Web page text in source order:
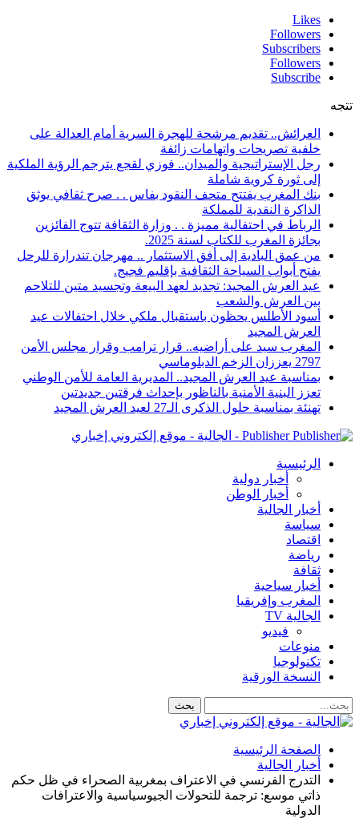
Likes
Followers
Subscribers
Followers
Subscribe
تتجه
العرائش.. تقديم مرشحة للهجرة السرية أمام العدالة على
خلفية تصريحات واتهامات زائفة
رجل الإستراتيجية والميدان.. فوزي لقجع يترجم الرؤية الملكية
إلى ثورة كروية شاملة
بنك المغرب يفتتح متحف النقود بفاس . . صرح ثقافي يوثق
الذاكرة النقدية للمملكة
الرباط في احتفالية مميزة . . وزارة الثقافة تتوج الفائزين
بجائزة المغرب للكتاب لسنة 2025.
من عمق البادية إلى أفق الاستثمار .. مهرجان تندرارة للرحل
يفتح أبواب السياحة الثقافية بإقليم فجيج.
عيد العرش المجيد: تجديد لعهد البيعة وتجسيد متين للتلاحم
بين العرش والشعب
أسود الأطلس يحظون باستقبال ملكي خلال احتفالات عيد
العرش المجيد
المغرب سيد على أراضيه.. قرار ترامب وقرار مجلس الأمن
2797 يعززان الزخم الدبلوماسي
بمناسبة عيد العرش المجيد.. المديرية العامة للأمن الوطني
تعزز البنية الأمنية بالناظور بإحداث فرقتين جديدتين
تهنئة بمناسبة حلول الذكرى الـ27 لعيد العرش المجيد
Publisher - الجالية - موقع إلكتروني إخباري
الرئيسية
أخبار دولية
أخبار الوطن
أخبار الجالية
سياسة
اقتصاد
رياضة
ثقافة
أخبار سياحية
المغرب وإفريقيا
الجالية TV
فيديو
منوعات
تكنولوجيا
النسخة الورقية
الصفحة الرئيسية
أخبار الجالية
التدرج الفرنسي في الاعتراف بمغربية الصحراء في ظل حكم
ذاتي موسع: ترجمة للتحولات الجيوسياسية والاعترافات
الدولية